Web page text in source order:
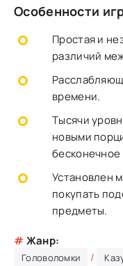
Особенности
Простая и
различий
времени.
Тысячи
новыми
Установлен
покупать
предметы.
# Жанр:
Головоломки /